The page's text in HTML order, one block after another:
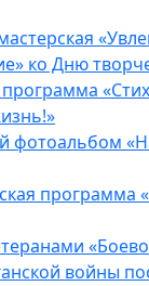
ко Дню
фотоальбом
программа
войны